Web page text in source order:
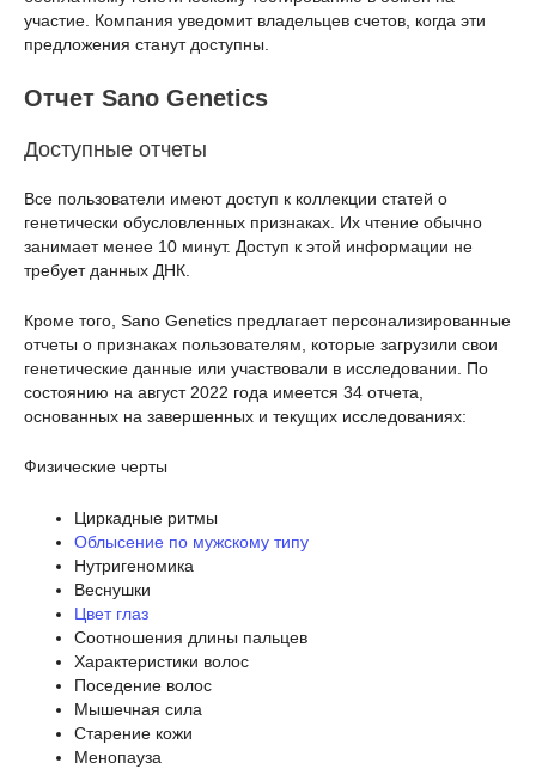
участие. Компания уведомит владельцев счетов, когда эти
предложения станут доступны.
Отчет Sano Genetics
Доступные отчеты
Все пользователи имеют доступ к коллекции статей о
генетически обусловленных признаках. Их чтение обычно
занимает менее 10 минут. Доступ к этой информации не
требует данных ДНК.
Кроме того, Sano Genetics предлагает персонализированные
отчеты о признаках пользователям, которые загрузили свои
генетические данные или участвовали в исследовании. По
состоянию на август 2022 года имеется 34 отчета,
основанных на завершенных и текущих исследованиях:
Физические черты
Циркадные ритмы
Облысение по мужскому типу
Нутригеномика
Веснушки
Цвет глаз
Соотношения длины пальцев
Характеристики волос
Поседение волос
Мышечная сила
Старение кожи
Менопауза